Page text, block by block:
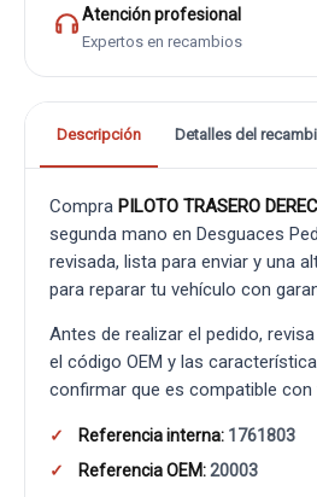
Atención profesional
Expertos en recambios
Descripción Detalles del
Compra PILOTO TRASERO
segunda mano en Desguaces
revisada, lista para enviar y una
para reparar tu vehículo con
Antes de realizar el pedido,
el código OEM y las
confirmar que es compatible con
Referencia interna: 1761803
Referencia OEM:20003